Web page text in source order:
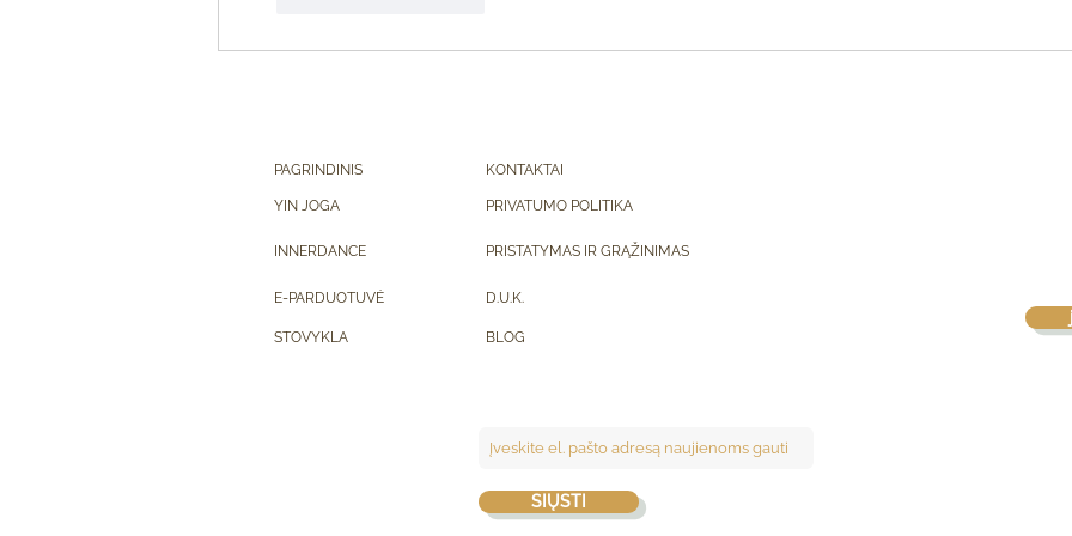
PAGRINDINIS
YIN JOGA
INNERDANCE
E-PARDUOTUVĖ
STOVYKLA
KONTAKTAI
PRIVATUMO POLITIKA
PRISTATYMAS IR GRĄŽINIMAS
D.U.K.
BLOG
SIŲSTI